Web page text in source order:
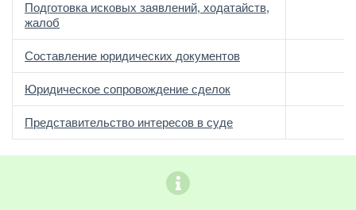
Подготовка исковых заявлений, ходатайств,
жалоб
Составление юридических документов
Юридическое сопровождение сделок
Представительство интересов в суде